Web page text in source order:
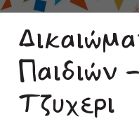
Παιδιών
Τζυχερι